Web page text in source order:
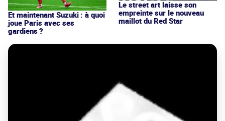
Et maintenant Suzuki : à quoi
joue Paris avec ses
gardiens ?
Le street art laisse son
empreinte sur le nouveau
maillot du Red Star